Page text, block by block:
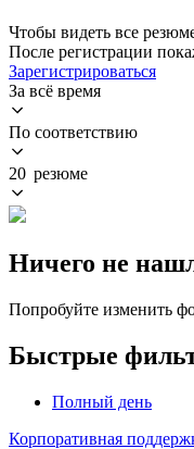
Чтобы видеть все
После регистрации
Зарегистрироваться
За всё время
По соответствию
20 резюме
Ничего не
Попробуйте изменить
Быстрые
Полный день
Корпоративная